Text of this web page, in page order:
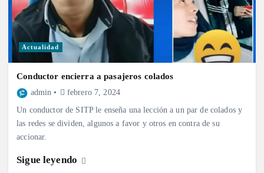
Actualidad
Conductor encierra a pasajeros colados
admin febrero 7, 2024
Un conductor de SITP le enseña una lección a un par de colados y
las redes se dividen, algunos a favor y otros en contra de su
accionar.
Sigue leyendo